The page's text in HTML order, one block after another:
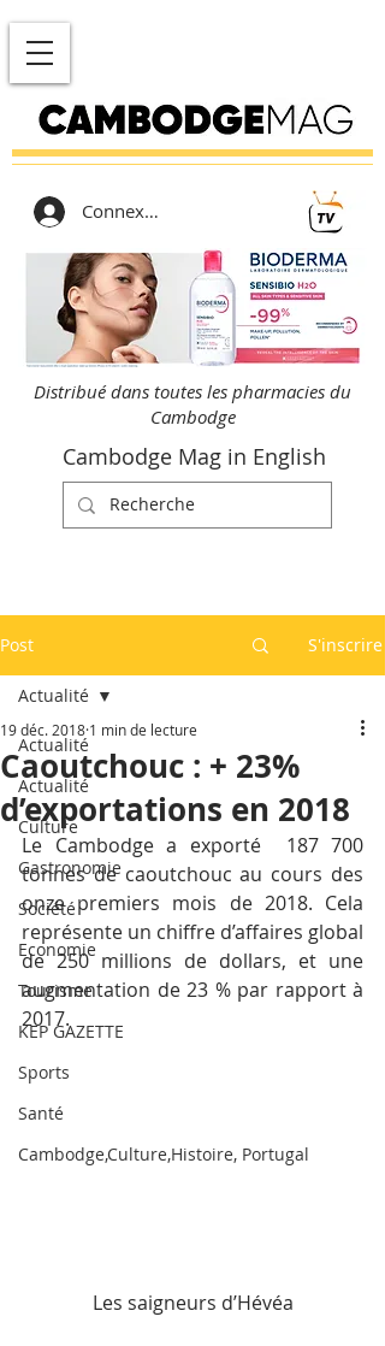
Connexion
Distribué dans toutes les pharmacies du
Cambodge
Cambodge Mag in English
Post S'inscrire
Actualité
Actualité
Culture
Gastronomie
Société
Economie
Tourisme
KEP GAZETTE
Sports
Santé
Cambodge,Culture,Histoire, Portugal
Actualité
Caoutchouc : + 23%
d’exportations en 2018
19 déc. 2018 1 min de lecture
Le Cambodge a exporté  187 700
tonnes de caoutchouc au cours des
onze premiers mois de 2018. Cela
représente un chiffre d’affaires global
de 250 millions de dollars, et une
augmentation de 23 % par rapport à
2017.
Les saigneurs d’Hévéa